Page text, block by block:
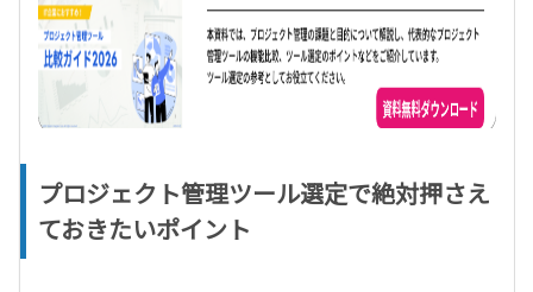
プロジェクト管理ツール選定で絶対押さえ
ておきたいポイント